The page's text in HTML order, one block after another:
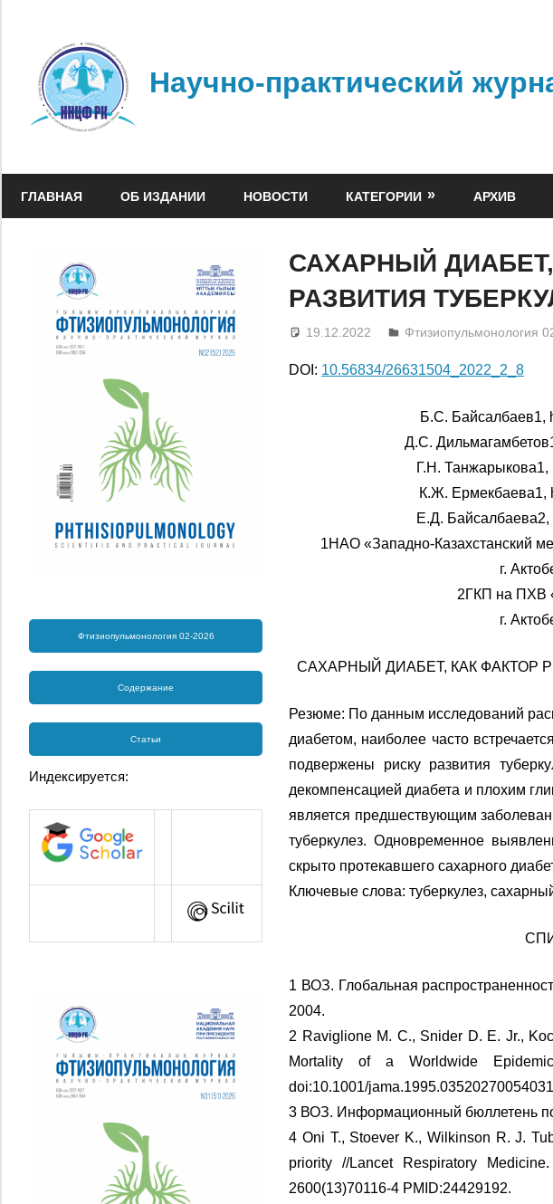
содержимому
Научно-практический
ГЛАВНАЯ ОБ ИЗДАНИИ НОВОСТИ КАТЕГОРИИ АРХИВ
САХАРНЫЙ
РАЗВИТИЯ
19.12.2022 admin
Фтизиопульмонология
DOI: 10.56834/26631504_2022_2_8
Б.С. Байсалбаев1,
Д.С.
Г.Н. Танжарыкова1,
К.Ж. Ермекбаева1,
Е.Д. Байсалбаева2,
1НАО «Западно-Казахстанский
г.
2ГКП на ПХВ
г.
САХАРНЫЙ ДИАБЕТ, КАК ФАКТОР
Резюме: По данным исследований
диабетом, наиболее часто
подвержены риску развития
декомпенсацией диабета и плохим
является предшествующим
туберкулез. Одновременное
скрыто протекавшего сахарного
Ключевые слова: туберкулез,
1 ВОЗ. Глобальная
2004.
2 Raviglione M. C., Snider D. E. Jr.,
Mortality of a Worldwide
doi:10.1001/
3 ВОЗ. Информационный бюллетень
4 Oni T., Stoever K., Wilkinson R. J.
priority //Lancet Respiratory
2600(13)70116-4 PMID:24429192.
Фтизиопульмонология 02-2026
Содержание
Статьи
Индексируется: